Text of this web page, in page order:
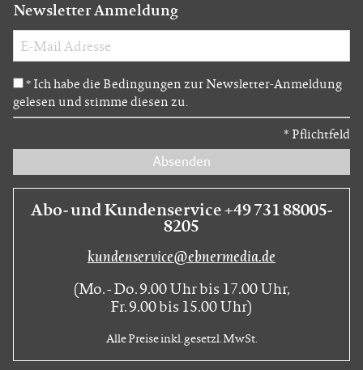
Newsletter Anmeldung
* Ich habe die Bedingungen zur Newsletter-Anmeldung
gelesen und stimme diesen zu.
* Pflichtfeld
Absenden
Abo- und Kundenservice +49 731 88005-
8205
kundenservice@ebnermedia.de
(Mo. - Do. 9.00 Uhr bis 17.00 Uhr,
Fr. 9.00 bis 15.00 Uhr)
Alle Preise inkl. gesetzl. MwSt.